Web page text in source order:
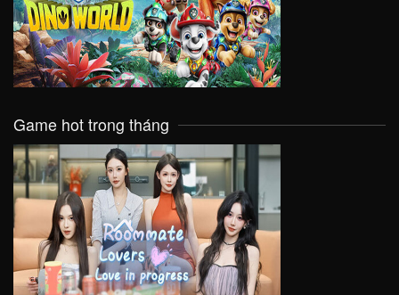
VIEW
Game hot trong tháng
VIEW